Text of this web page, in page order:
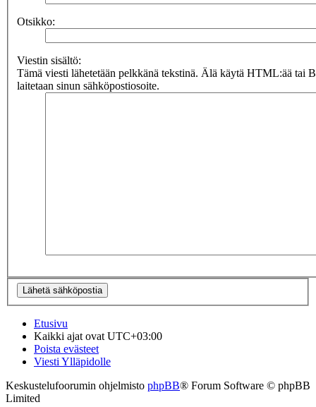
Otsikko:
Viestin sisältö:
Tämä viesti lähetetään pelkkänä tekstinä. Älä käytä HTML:ää tai
laitetaan sinun sähköpostiosoite.
Etusivu
Kaikki ajat ovatUTC+03:00
Poista evästeet
Viesti Ylläpidolle
Keskustelufoorumin ohjelmisto phpBB® Forum Software © phpBB
Limited